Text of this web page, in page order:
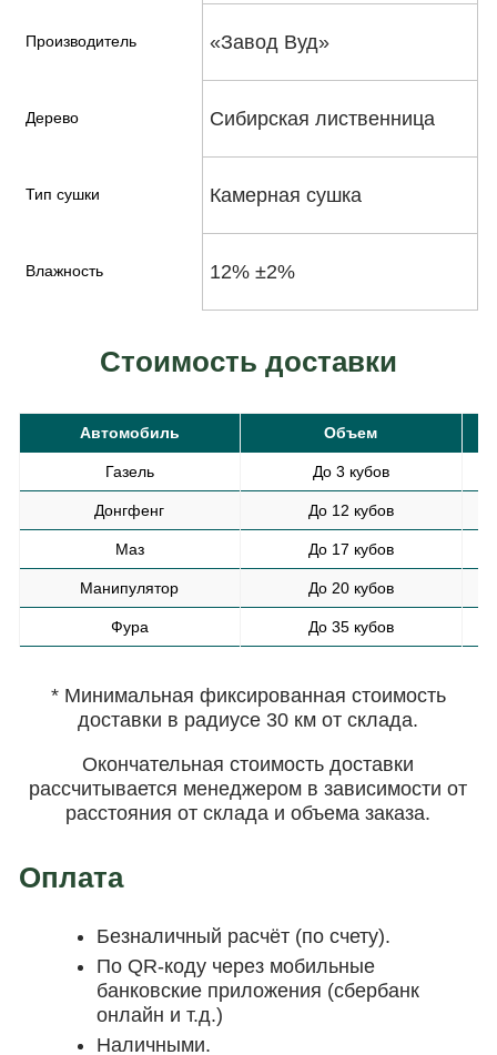
Производитель «Завод Вуд»
Дерево Сибирская лиственница
Тип сушки Камерная сушка
Влажность 12% ±2%
Стоимость доставки
Автомобиль Объем
Газель До 3 кубов
Донгфенг До 12 кубов
Маз До 17 кубов
Манипулятор До 20 кубов
Фура До 35 кубов
* Минимальная фиксированная стоимость
доставки в радиусе 30 км от склада.
Окончательная стоимость доставки
рассчитывается менеджером в зависимости от
расстояния от склада и объема заказа.
Оплата
Безналичный расчёт (по счету).
По QR-коду через мобильные
банковские приложения (сбербанк
онлайн и т.д.)
Наличными.